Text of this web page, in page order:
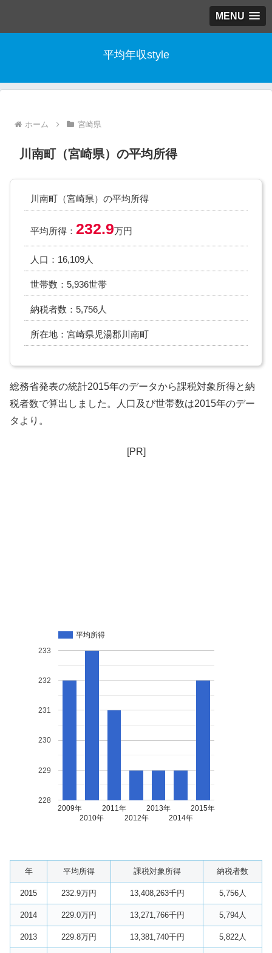
MENU
平均年収style
ホーム 宮崎県
川南町（宮崎県）の平均所得
川南町（宮崎県）の平均所得
平均所得： 232.9万円
人口：16,109人
世帯数：5,936世帯
納税者数：5,756人
所在地：宮崎県児湯郡川南町
総務省発表の統計2015年のデータから課税対象所得と納
税者数で算出しました。人口及び世帯数は2015年のデー
タより。
[PR]
平均所得
2009年
2010年
2011年
2012年
2013年
2014年
2015年
228
229
230
231
232
233
年 平均所得 課税対象所得 納税者数
2015 232.9万円 13,408,263千円 5,756人
2014 229.0万円 13,271,766千円 5,794人
2013 229.8万円 13,381,740千円 5,822人